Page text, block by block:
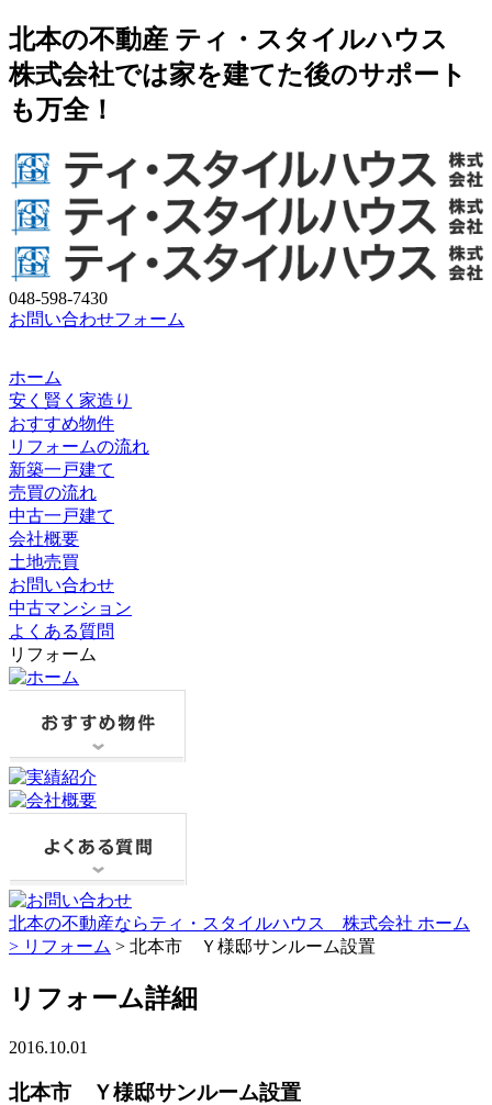
北本の不動産 ティ・スタイルハウス
株式会社では家を建てた後のサポート
も万全！
048-598-7430
お問い合わせフォーム
ホーム
安く賢く家造り
おすすめ物件
リフォームの流れ
新築一戸建て
売買の流れ
中古一戸建て
会社概要
土地売買
お問い合わせ
中古マンション
よくある質問
リフォーム
北本の不動産ならティ・スタイルハウス 株式会社 ホーム
> リフォーム > 北本市 Ｙ様邸サンルーム設置
リフォーム詳細
2016.10.01
北本市 Ｙ様邸サンルーム設置